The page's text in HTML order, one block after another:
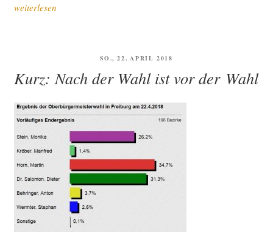
„Eine
giö­
Hin­
ter­
grund
des
Mar­
tin
H.“
weiterlesen
VERÖFFENTLICHT
SO., 22. APRIL 2018
Kurz: Nach der Wahl ist vor der Wahl